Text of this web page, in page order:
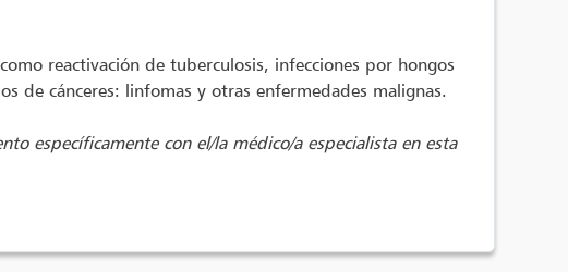
reactivación de tuberculosis, infecciones por hongos
de cánceres: linfomas y otras enfermedades malignas.
específicamente con el/la médico/a especialista en esta